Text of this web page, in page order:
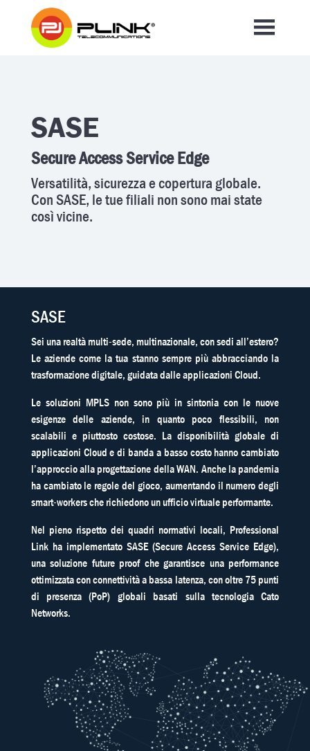
SASE
Secure Access Service Edge
Versatilità, sicurezza e copertura globale.
Con SASE, le tue filiali non sono mai state
così vicine.
SASE
Sei una realtà multi-sede, multinazionale, con sedi all’estero?
Le aziende come la tua stanno sempre più abbracciando la
trasformazione digitale, guidata dalle applicazioni Cloud.
Le soluzioni MPLS non sono più in sintonia con le nuove
esigenze delle aziende, in quanto poco flessibili, non
scalabili e piuttosto costose. La disponibilità globale di
applicazioni Cloud e di banda a basso costo hanno cambiato
l’approccio alla progettazione della WAN. Anche la pandemia
ha cambiato le regole del gioco, aumentando il numero degli
smart-workers che richiedono un ufficio virtuale performante.
Nel pieno rispetto dei quadri normativi locali, Professional
Link ha implementato SASE (Secure Access Service Edge),
una soluzione future proof che garantisce una performance
ottimizzata con connettività a bassa latenza, con oltre 75 punti
di presenza (PoP) globali basati sulla tecnologia Cato
Networks.